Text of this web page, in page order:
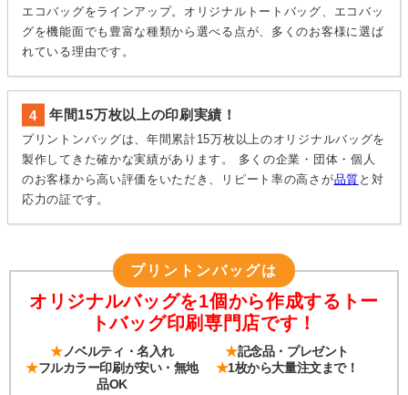
エコバッグをラインアップ。オリジナルトートバッグ、エコバッ
グを機能面でも豊富な種類から選べる点が、多くのお客様に選ば
れている理由です。
年間15万枚以上の印刷実績！
プリントンバッグは、年間累計15万枚以上のオリジナルバッグを
製作してきた確かな実績があります。 多くの企業・団体・個人
のお客様から高い評価をいただき、リピート率の高さが品質 と対
応力の証です。
プリントンバッグは
オリジナルバッグを1個から作成するトー
トバッグ印刷専門店です！
★ノベルティ・名入れ ★記念品・プレゼント
★フルカラー印刷が安い・無地
品OK
★1枚から大量注文まで！